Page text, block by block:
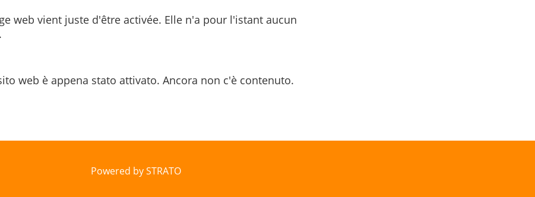
web vient juste d'être activée. Elle n'a pour l'istant aucun
web è appena stato attivato. Ancora non c'è contenuto.
Powered by STRATO